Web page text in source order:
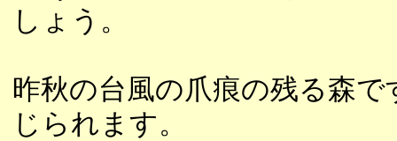
しょう。
昨秋の台風の爪痕の残る森
じられます。